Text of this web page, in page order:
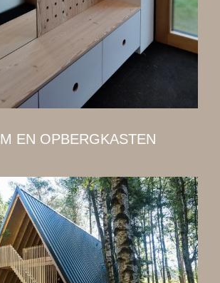
EN OPBERGKASTEN